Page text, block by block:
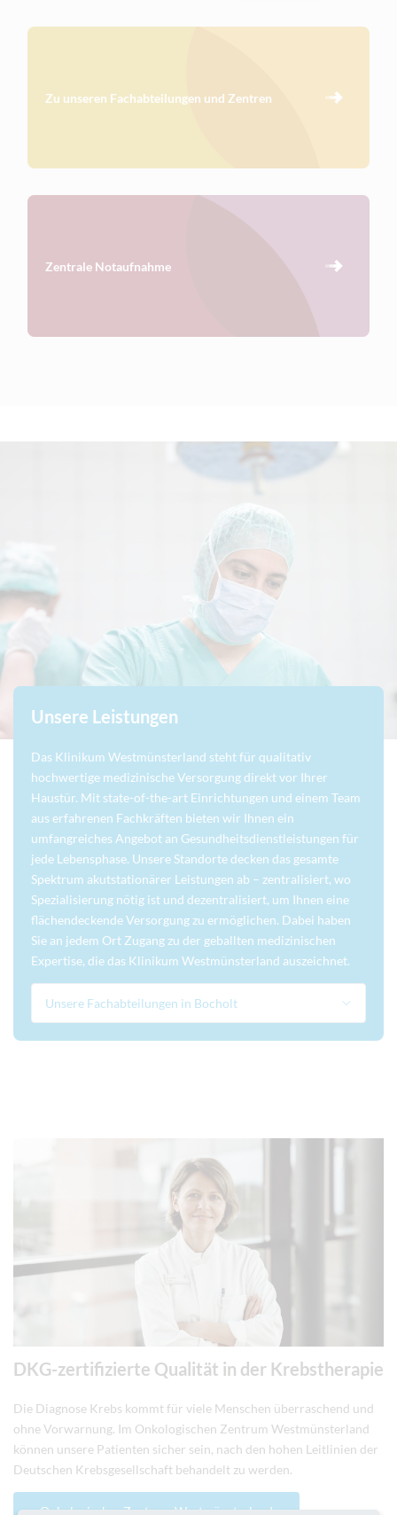
Zu unseren Fachabteilungen und Zentren
Zentrale Notaufnahme
Unsere Leistungen
Das Klinikum Westmünsterland steht für qualitativ
hochwertige medizinische Versorgung direkt vor Ihrer
Haustür. Mit state-of-the-art Einrichtungen und einem Team
aus erfahrenen Fachkräften bieten wir Ihnen ein
umfangreiches Angebot an Gesundheitsdienstleistungen für
jede Lebensphase. Unsere Standorte decken das gesamte
Spektrum akutstationärer Leistungen ab – zentralisiert, wo
Spezialisierung nötig ist und dezentralisiert, um Ihnen eine
flächendeckende Versorgung zu ermöglichen. Dabei haben
Sie an jedem Ort Zugang zu der geballten medizinischen
Expertise, die das Klinikum Westmünsterland auszeichnet.
Unsere Fachabteilungen in Bocholt
DKG-zertifizierte Qualität in der Krebstherapie
Die Diagnose Krebs kommt für viele Menschen überraschend und
ohne Vorwarnung. Im Onkologischen Zentrum Westmünsterland
können unsere Patienten sicher sein, nach den hohen Leitlinien der
Deutschen Krebsgesellschaft behandelt zu werden.
Onkologisches Zentrum Westmünsterland